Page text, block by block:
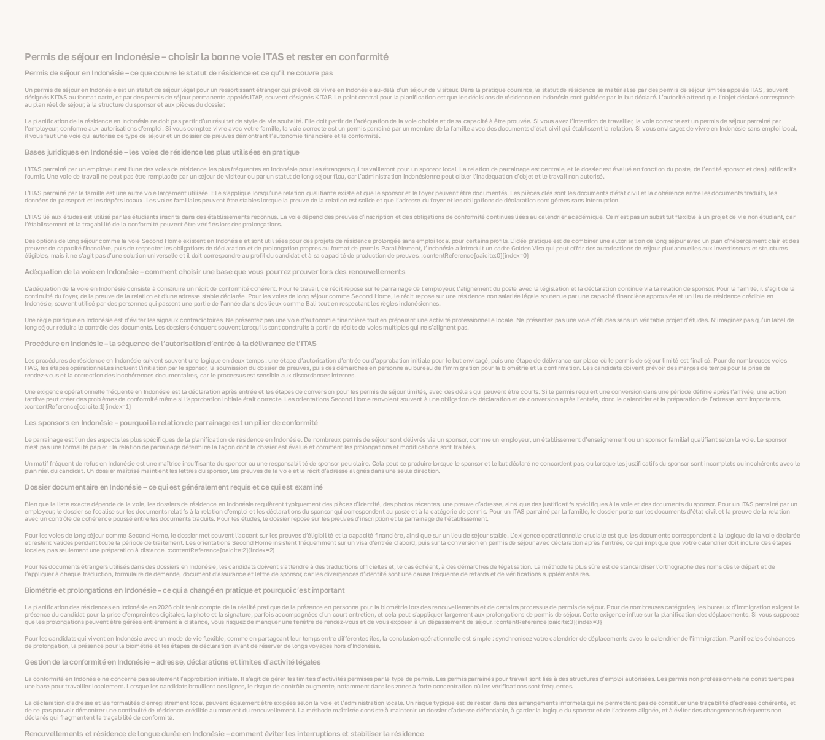
Permis de séjour en Indonésie – choisir la bonne voie ITAS et rester en conformité
Permis de séjour en Indonésie – ce que couvre le statut de résidence et ce qu’il ne couvre pas
Un permis de séjour en Indonésie est un statut de séjour légal pour un ressortissant étranger qui prévoit de vivre en Indonésie au‑delà d’un séjour de visiteur. Dans la pratique courante, le statut de résidence se matérialise par des permis de séjour limités appelés ITAS, souvent
désignés KITAS au format carte, et par des permis de séjour permanents appelés ITAP, souvent désignés KITAP. Le point central pour la planification est que les décisions de résidence en Indonésie sont guidées par le but déclaré. L’autorité attend que l’objet déclaré corresponde
au plan réel de séjour, à la structure du sponsor et aux pièces du dossier.
La planification de la résidence en Indonésie ne doit pas partir d’un résultat de style de vie souhaité. Elle doit partir de l’adéquation de la voie choisie et de sa capacité à être prouvée. Si vous avez l’intention de travailler, la voie correcte est un permis de séjour parrainé par
l’employeur, conforme aux autorisations d’emploi. Si vous comptez vivre avec votre famille, la voie correcte est un permis parrainé par un membre de la famille avec des documents d’état civil qui établissent la relation. Si vous envisagez de vivre en Indonésie sans emploi local,
il vous faut une voie qui autorise ce type de séjour et un dossier de preuves démontrant l’autonomie financière et la conformité.
Bases juridiques en Indonésie – les voies de résidence les plus utilisées en pratique
L’ITAS parrainé par un employeur est l’une des voies de résidence les plus fréquentes en Indonésie pour les étrangers qui travailleront pour un sponsor local. La relation de parrainage est centrale, et le dossier est évalué en fonction du poste, de l’entité sponsor et des justificatifs
fournis. Une voie de travail ne peut pas être remplacée par un séjour de visiteur ou par un statut de long séjour flou, car l’administration indonésienne peut cibler l’inadéquation d’objet et le travail non autorisé.
L’ITAS parrainé par la famille est une autre voie largement utilisée. Elle s’applique lorsqu’une relation qualifiante existe et que le sponsor et le foyer peuvent être documentés. Les pièces clés sont les documents d’état civil et la cohérence entre les documents traduits, les
données de passeport et les dépôts locaux. Les voies familiales peuvent être stables lorsque la preuve de la relation est solide et que l’adresse du foyer et les obligations de déclaration sont gérées sans interruption.
L’ITAS lié aux études est utilisé par les étudiants inscrits dans des établissements reconnus. La voie dépend des preuves d’inscription et des obligations de conformité continues liées au calendrier académique. Ce n’est pas un substitut flexible à un projet de vie non étudiant, car
l’établissement et la traçabilité de la conformité peuvent être vérifiés lors des prolongations.
Des options de long séjour comme la voie Second Home existent en Indonésie et sont utilisées pour des projets de résidence prolongée sans emploi local pour certains profils. L’idée pratique est de combiner une autorisation de long séjour avec un plan d’hébergement clair et des
preuves de capacité financière, puis de respecter les obligations de déclaration et de prolongation propres au format de permis. Parallèlement, l’Indonésie a introduit un cadre Golden Visa qui peut offrir des autorisations de séjour pluriannuelles aux investisseurs et structures
éligibles, mais il ne s’agit pas d’une solution universelle et il doit correspondre au profil du candidat et à sa capacité de production de preuves. :contentReference[oaicite:0]{index=0}
Adéquation de la voie en Indonésie – comment choisir une base que vous pourrez prouver lors des renouvellements
L’adéquation de la voie en Indonésie consiste à construire un récit de conformité cohérent. Pour le travail, ce récit repose sur le parrainage de l’employeur, l’alignement du poste avec la législation et la déclaration continue via la relation de sponsor. Pour la famille, il s’agit de la
continuité du foyer, de la preuve de la relation et d’une adresse stable déclarée. Pour les voies de long séjour comme Second Home, le récit repose sur une résidence non salariée légale soutenue par une capacité financière approuvée et un lieu de résidence crédible en
Indonésie, souvent utilisé par des personnes qui passent une partie de l’année dans des lieux comme Bali tout en respectant les règles indonésiennes.
Une règle pratique en Indonésie est d’éviter les signaux contradictoires. Ne présentez pas une voie d’autonomie financière tout en préparant une activité professionnelle locale. Ne présentez pas une voie d’études sans un véritable projet d’études. N’imaginez pas qu’un label de
long séjour réduira le contrôle des documents. Les dossiers échouent souvent lorsqu’ils sont construits à partir de récits de voies multiples qui ne s’alignent pas.
Procédure en Indonésie – la séquence de l’autorisation d’entrée à la délivrance de l’ITAS
Les procédures de résidence en Indonésie suivent souvent une logique en deux temps : une étape d’autorisation d’entrée ou d’approbation initiale pour le but envisagé, puis une étape de délivrance sur place où le permis de séjour limité est finalisé. Pour de nombreuses voies
ITAS, les étapes opérationnelles incluent l’initiation par le sponsor, la soumission du dossier de preuves, puis des démarches en personne au bureau de l’immigration pour la biométrie et la confirmation. Les candidats doivent prévoir des marges de temps pour la prise de
rendez‑vous et la correction des incohérences documentaires, car le processus est sensible aux discordances internes.
Une exigence opérationnelle fréquente en Indonésie est la déclaration après entrée et les étapes de conversion pour les permis de séjour limités, avec des délais qui peuvent être courts. Si le permis requiert une conversion dans une période définie après l’arrivée, une action
tardive peut créer des problèmes de conformité même si l’approbation initiale était correcte. Les orientations Second Home renvoient souvent à une obligation de déclaration et de conversion après l’entrée, donc le calendrier et la préparation de l’adresse sont importants.
:contentReference[oaicite:1]{index=1}
Les sponsors en Indonésie – pourquoi la relation de parrainage est un pilier de conformité
Le parrainage est l’un des aspects les plus spécifiques de la planification de résidence en Indonésie. De nombreux permis de séjour sont délivrés via un sponsor, comme un employeur, un établissement d’enseignement ou un sponsor familial qualifiant selon la voie. Le sponsor
n’est pas une formalité papier : la relation de parrainage détermine la façon dont le dossier est évalué et comment les prolongations et modifications sont traitées.
Un motif fréquent de refus en Indonésie est une maîtrise insuffisante du sponsor ou une responsabilité de sponsor peu claire. Cela peut se produire lorsque le sponsor et le but déclaré ne concordent pas, ou lorsque les justificatifs du sponsor sont incomplets ou incohérents avec le
plan réel du candidat. Un dossier maîtrisé maintient les lettres du sponsor, les preuves de la voie et le récit d’adresse alignés dans une seule direction.
Dossier documentaire en Indonésie – ce qui est généralement requis et ce qui est examiné
Bien que la liste exacte dépende de la voie, les dossiers de résidence en Indonésie requièrent typiquement des pièces d’identité, des photos récentes, une preuve d’adresse, ainsi que des justificatifs spécifiques à la voie et des documents du sponsor. Pour un ITAS parrainé par un
employeur, le dossier se focalise sur les documents relatifs à la relation d’emploi et les déclarations du sponsor qui correspondent au poste et à la catégorie de permis. Pour un ITAS parrainé par la famille, le dossier porte sur les documents d’état civil et la preuve de la relation
avec un contrôle de cohérence poussé entre les documents traduits. Pour les études, le dossier repose sur les preuves d’inscription et le parrainage de l’établissement.
Pour les voies de long séjour comme Second Home, le dossier met souvent l’accent sur les preuves d’éligibilité et la capacité financière, ainsi que sur un lieu de séjour stable. L’exigence opérationnelle cruciale est que les documents correspondent à la logique de la voie déclarée
et restent valides pendant toute la période de traitement. Les orientations Second Home insistent fréquemment sur un visa d’entrée d’abord, puis sur la conversion en permis de séjour avec déclaration après l’entrée, ce qui implique que votre calendrier doit inclure des étapes
locales, pas seulement une préparation à distance. :contentReference[oaicite:2]{index=2}
Pour les documents étrangers utilisés dans des dossiers en Indonésie, les candidats doivent s’attendre à des traductions officielles et, le cas échéant, à des démarches de légalisation. La méthode la plus sûre est de standardiser l’orthographe des noms dès le départ et de
l’appliquer à chaque traduction, formulaire de demande, document d’assurance et lettre de sponsor, car les divergences d’identité sont une cause fréquente de retards et de vérifications supplémentaires.
Biométrie et prolongations en Indonésie – ce qui a changé en pratique et pourquoi c’est important
La planification des résidences en Indonésie en 2026 doit tenir compte de la réalité pratique de la présence en personne pour la biométrie lors des renouvellements et de certains processus de permis de séjour. Pour de nombreuses catégories, les bureaux d’immigration exigent la
présence du candidat pour la prise d’empreintes digitales, la photo et la signature, parfois accompagnées d’un court entretien, et cela peut s’appliquer largement aux prolongations de permis de séjour. Cette exigence influe sur la planification des déplacements. Si vous supposez
que les prolongations peuvent être gérées entièrement à distance, vous risquez de manquer une fenêtre de rendez‑vous et de vous exposer à un dépassement de séjour. :contentReference[oaicite:3]{index=3}
Pour les candidats qui vivent en Indonésie avec un mode de vie flexible, comme en partageant leur temps entre différentes îles, la conclusion opérationnelle est simple : synchronisez votre calendrier de déplacements avec le calendrier de l’immigration. Planifiez les échéances
de prolongation, la présence pour la biométrie et les étapes de déclaration avant de réserver de longs voyages hors d’Indonésie.
Gestion de la conformité en Indonésie – adresse, déclarations et limites d’activité légales
La conformité en Indonésie ne concerne pas seulement l’approbation initiale. Il s’agit de gérer les limites d’activités permises par le type de permis. Les permis parrainés pour travail sont liés à des structures d’emploi autorisées. Les permis non professionnels ne constituent pas
une base pour travailler localement. Lorsque les candidats brouillent ces lignes, le risque de contrôle augmente, notamment dans les zones à forte concentration où les vérifications sont fréquentes.
La déclaration d’adresse et les formalités d’enregistrement local peuvent également être exigées selon la voie et l’administration locale. Un risque typique est de rester dans des arrangements informels qui ne permettent pas de constituer une traçabilité d’adresse cohérente, et
de ne pas pouvoir démontrer une continuité de résidence crédible au moment du renouvellement. La méthode maîtrisée consiste à maintenir un dossier d’adresse défendable, à garder la logique du sponsor et de l’adresse alignée, et à éviter des changements fréquents non
déclarés qui fragmentent la traçabilité de conformité.
Renouvellements et résidence de longue durée en Indonésie – comment éviter les interruptions et stabiliser la résidence